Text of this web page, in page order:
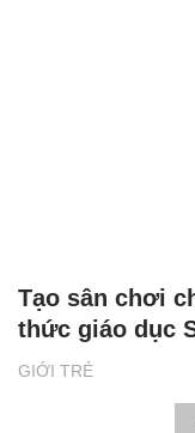
GIỚI TRẺ
Tạo sân chơi
thức giáo dục